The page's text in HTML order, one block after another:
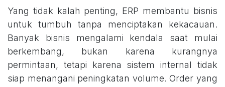
Yang tidak kalah penting, ERP membantu bisnis
untuk tumbuh tanpa menciptakan kekacauan.
Banyak bisnis mengalami kendala saat mulai
berkembang, bukan karena kurangnya
permintaan, tetapi karena sistem internal tidak
siap menangani peningkatan volume. Order yang